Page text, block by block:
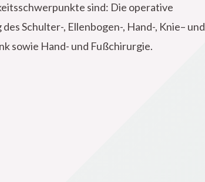
sind: Die operative
Schulter-, Ellenbogen-, Hand-, Knie– und
sowie Hand- und Fußchirurgie.